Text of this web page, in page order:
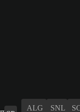
ALG
SNL